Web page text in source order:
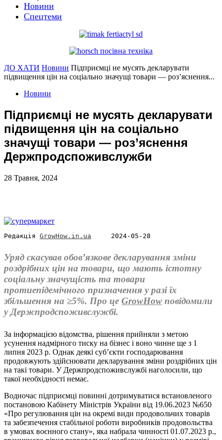
Новини
Спецтеми
ДО ХАТИ Новини Підприємці не мусять декларувати
підвищення цін на соціально значущі товари — роз’яснення...
Новини
Підприємці не мусять декларувати
підвищення цін на соціально
значущі товари — роз’яснення
Держпродспоживслужби
28 Травня, 2024
Редакція GrowHow.in.ua 2024-05-28
Уряд скасував обов’язкове декларування зміни
роздрібних цін на товари, що мають істотну
соціальну значущість та товари
протиепідемічного призначення у разі їх
збільшення на ≥5%. Про це GrowHow повідомили
у Держпродспоживслужбі.
За інформацією відомства, рішення прийняли з метою
усунення надмірного тиску на бізнес і воно чинне ще з 1
липня 2023 р. Однак деякі суб’єкти господарювання
продовжують здійснювати декларування зміни роздрібних цін
на такі товари. У Держпродспоживслужбі наголосили, що
такої необхідності немає.
Водночас підприємці повинні дотримуватися встановленого
постановою Кабінету Міністрів України від 19.06.2023 №650
«Про регулювання цін на окремі види продовольчих товарів
та забезпечення стабільної роботи виробників продовольства
в умовах воєнного стану», яка набрала чинності 01.07.2023 р.,